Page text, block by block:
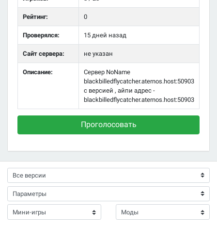
Рейтинг: 0
Проверялся: 15 дней назад
Сайт сервера: не указан
Описание:
Сервер NoName
blackbilledflycatcher.aternos.host:50903
с версией , айпи адрес -
blackbilledflycatcher.aternos.host:50903
Проголосовать